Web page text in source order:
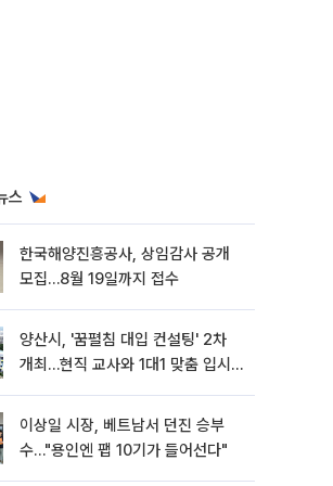
스
한국해양진흥공사, 상임감사 공개
모집…8월 19일까지 접수
양산시, '꿈펼침 대입 컨설팅' 2차
개최…현직 교사와 1대1 맞춤 입시
이상일 시장, 베트남서 던진 승부
수…"용인엔 팹 10기가 들어선다"